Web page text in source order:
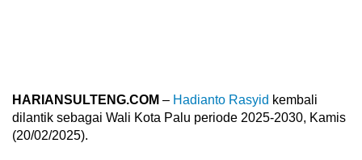
HARIANSULTENG.COM – Hadianto Rasyid kembali
dilantik sebagai Wali Kota Palu periode 2025-2030, Kamis
(20/02/2025).